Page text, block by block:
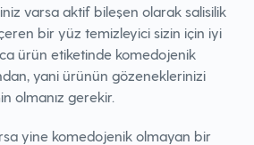
varsa aktif bileşen olarak salisilik
bir yüz temizleyici sizin için iyi
ürün etiketinde komedojenik
yani ürünün gözeneklerinizi
olmanız gerekir.‌
yine komedojenik olmayan bir